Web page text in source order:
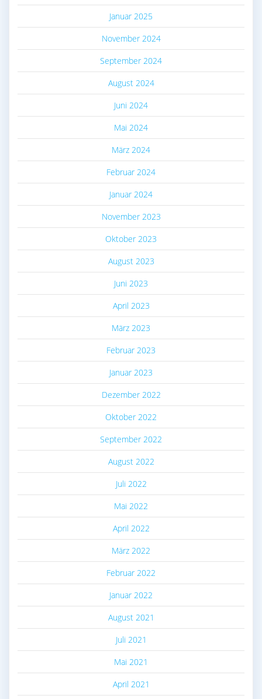
Januar 2025
November 2024
September 2024
August 2024
Juni 2024
Mai 2024
März 2024
Februar 2024
Januar 2024
November 2023
Oktober 2023
August 2023
Juni 2023
April 2023
März 2023
Februar 2023
Januar 2023
Dezember 2022
Oktober 2022
September 2022
August 2022
Juli 2022
Mai 2022
April 2022
März 2022
Februar 2022
Januar 2022
August 2021
Juli 2021
Mai 2021
April 2021